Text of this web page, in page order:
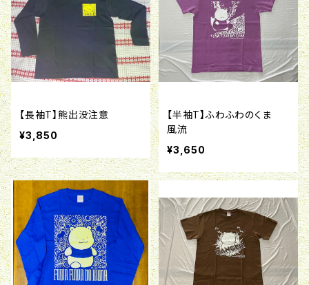
【長袖T】熊出没注意
¥3,850
【半袖T】ふわふわのくま
風流
¥3,650